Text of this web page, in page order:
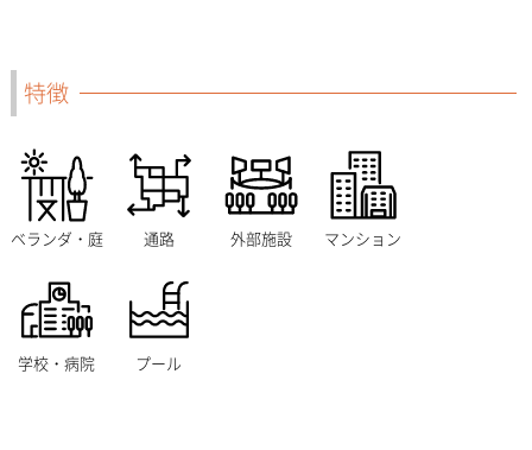
特徴
ベランダ・庭 通路 外部施設 マンション
学校・病院 プール